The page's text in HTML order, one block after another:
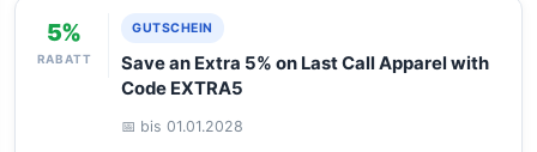
5%
RABATT
GUTSCHEIN
Save an Extra 5% on Last Call Apparel with
Code EXTRA5
📅 bis 01.01.2028